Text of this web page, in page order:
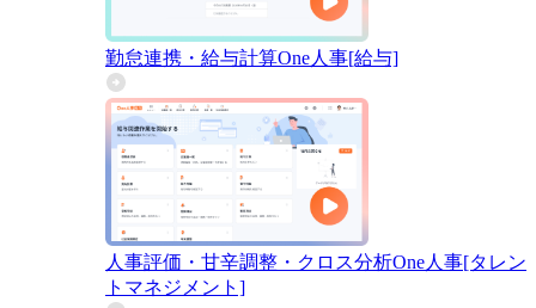
勤怠連携・給与計算One人事[給与]
人事評価・甘辛調整・クロス分析One人事[タレン
トマネジメント]